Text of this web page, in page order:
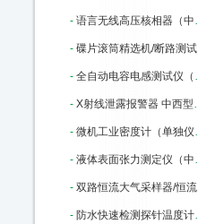
- 语言无线高压核相器（中西） 型号:TAG6000库号：M355159
- 碟片滚筒精选机/断路测试仪/（中西） 型号:TD7001库号：M375970
- 全自动电容电感测试仪（中西） 型号:GSDR-III库号：M379800
- X射线泄露报警器 中西型号:FL17-RAD-60库号：M405917
- 微机工业密度计（单独仪表） 型号:TC69-FBM-2398库号：M163663
- 液体表面张力测定仪（中西） 型号:PX56-BZ-2库号：M238040
- 双路恒流大气采样器/恒流采样器（中西） 型号:SC-3000库号：M357855
- 防水快速检测探针温度计中西 型号:DS75/MN11063库号：M391360